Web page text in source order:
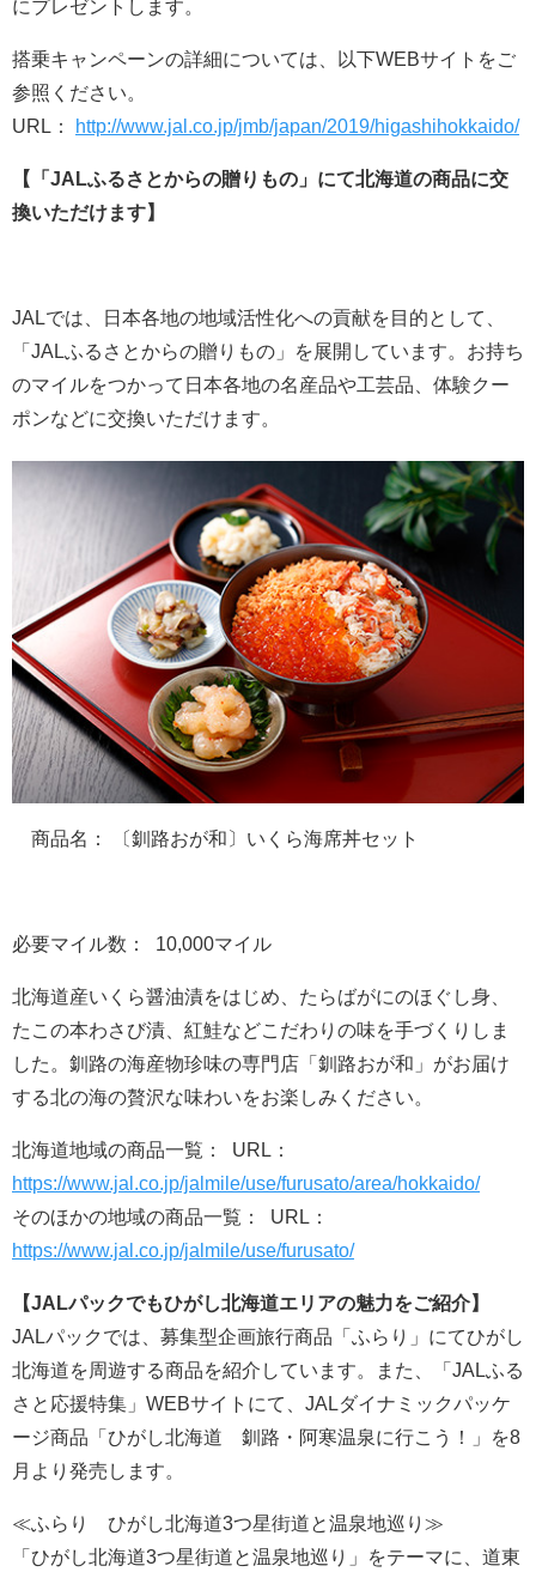
にプレゼントします。
搭乗キャンペーンの詳細については、以下WEBサイトをご
参照ください。
URL：
http://www.jal.co.jp/jmb/japan/2019/higashihokkaido/
【「JALふるさとからの贈りもの」にて北海道の商品に交
換いただけます】
JALでは、日本各地の地域活性化への貢献を目的として、
「JALふるさとからの贈りもの」を展開しています。お持ち
のマイルをつかって日本各地の名産品や工芸品、体験クー
ポンなどに交換いただけます。
商品名： 〔釧路おが和〕いくら海席丼セット
必要マイル数： 10,000マイル
北海道産いくら醤油漬をはじめ、たらばがにのほぐし身、
たこの本わさび漬、紅鮭などこだわりの味を手づくりしま
した。釧路の海産物珍味の専門店「釧路おが和」がお届け
する北の海の贅沢な味わいをお楽しみください。
北海道地域の商品一覧： URL：
https://www.jal.co.jp/jalmile/use/furusato/area/hokkaido/
そのほかの地域の商品一覧： URL：
https://www.jal.co.jp/jalmile/use/furusato/
【JALパックでもひがし北海道エリアの魅力をご紹介】
JALパックでは、募集型企画旅行商品「ふらり」にてひがし
北海道を周遊する商品を紹介しています。また、「JALふる
さと応援特集」WEBサイトにて、JALダイナミックパッケ
ージ商品「ひがし北海道 釧路・阿寒温泉に行こう！」を8
月より発売します。
≪ふらり ひがし北海道3つ星街道と温泉地巡り≫
「ひがし北海道3つ星街道と温泉地巡り」をテーマに、道東